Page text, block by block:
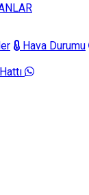
Hava Durumu